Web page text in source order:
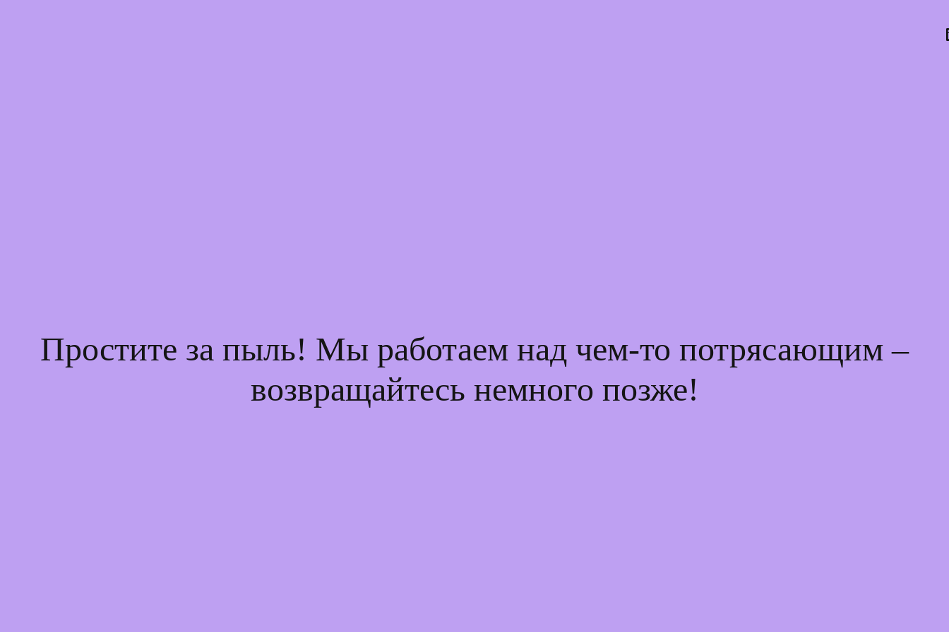
Простите за пыль! Мы работаем над чем-то потрясающим –
возвращайтесь немного позже!